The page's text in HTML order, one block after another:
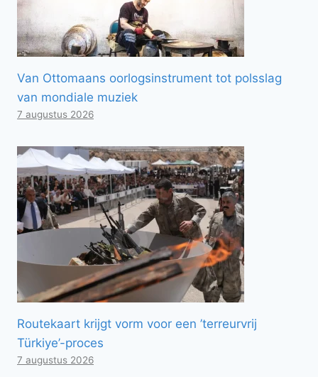
Van Ottomaans oorlogsinstrument tot polsslag
van mondiale muziek
7 augustus 2026
Routekaart krijgt vorm voor een ’terreurvrij
Türkiye’-proces
7 augustus 2026